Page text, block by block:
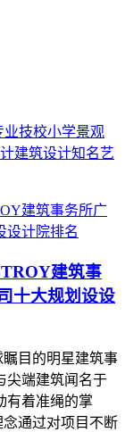
业技校小学景观
建筑设计知名艺
建筑事
十大规划设设
目的明星建筑事
尖端建筑闻名于
有着准绳的掌
通过对项目不断